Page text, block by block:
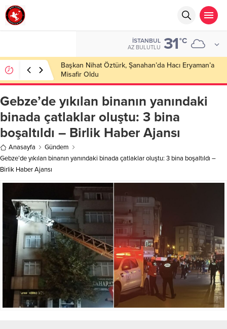
İSTANBUL
AZ BULUTLU 31°C
Başkan Nihat Öztürk, Şanahan’da Hacı Eryaman’a
Misafir Oldu
Gebze’de yıkılan binanın yanındaki
binada çatlaklar oluştu: 3 bina
boşaltıldı – Birlik Haber Ajansı
Anasayfa
Gündem
Gebze’de yıkılan binanın yanındaki binada çatlaklar oluştu: 3 bina boşaltıldı –
Birlik Haber Ajansı